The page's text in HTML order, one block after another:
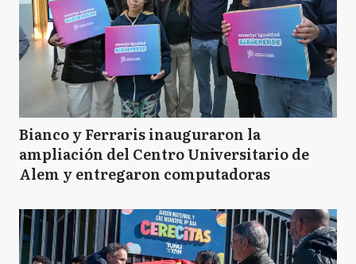
Bianco y Ferraris inauguraron la
ampliación del Centro Universitario de
Alem y entregaron computadoras